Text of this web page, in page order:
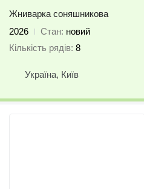
Жниварка соняшникова
2026
Стан новий
Кількість рядів 8
Україна, Київ